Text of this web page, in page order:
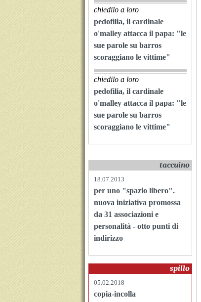
chiedilo a loro
pedofilia, il cardinale
o'malley attacca il papa: "le
sue parole su barros
scoraggiano le vittime"
chiedilo a loro
pedofilia, il cardinale
o'malley attacca il papa: "le
sue parole su barros
scoraggiano le vittime"
taccuino
18.07.2013
per uno "spazio libero".
nuova iniziativa promossa
da 31 associazioni e
personalità - otto punti di
indirizzo
spillo
05.02.2018
copia-incolla